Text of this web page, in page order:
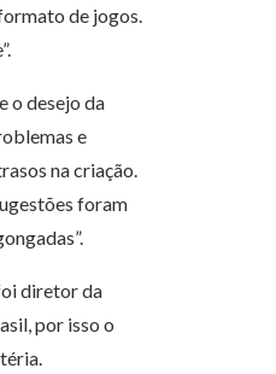
de jogos.
o desejo da
e
na criação.
foram
diretor da
por isso o